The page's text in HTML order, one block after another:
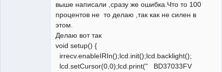
выше написали ,сразу же ошибка.Что то 100
процентов не то делаю ,так как не силен в
этом.
Делаю вот так
void setup() {
irrecv.enableIRIn();lcd.init();lcd.backlight();
lcd.setCursor(0,0);lcd.print(" BD37033FV